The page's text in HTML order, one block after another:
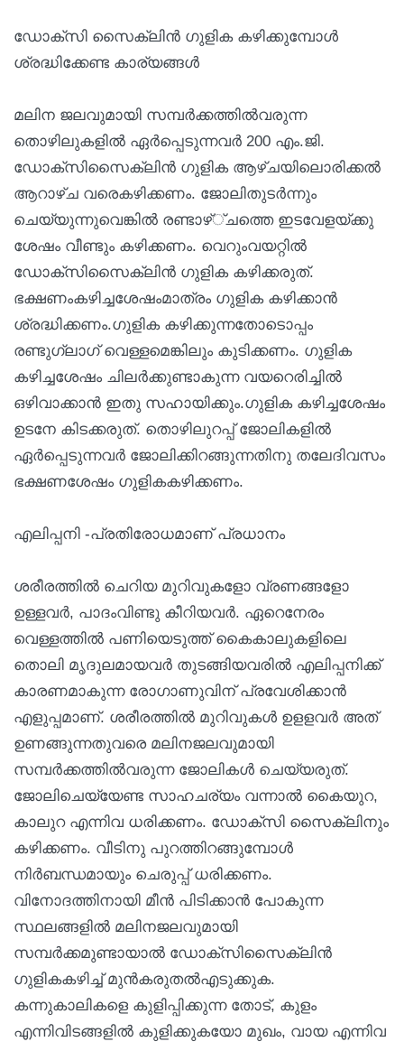
ഡോക്‌സി സൈക്ലിൻ ഗുളിക കഴിക്കുമ്പോൾ
ശ്രദ്ധിക്കേണ്ട കാര്യങ്ങൾ
മലിന ജലവുമായി സമ്പർക്കത്തിൽവരുന്ന
തൊഴിലുകളിൽ ഏർപ്പെടുന്നവർ 200 എം.ജി.
ഡോക്‌സിസൈക്ലിൻ ഗുളിക ആഴ്ചയിലൊരിക്കൽ
ആറാഴ്ച വരെകഴിക്കണം. ജോലിതുടർന്നും
ചെയ്യുന്നുവെങ്കിൽ രണ്ടാഴ്്ചത്തെ ഇടവേളയ്ക്കു
ശേഷം വീണ്ടും കഴിക്കണം. വെറുംവയറ്റിൽ
ഡോക്‌സിസൈക്ലിൻ ഗുളിക കഴിക്കരുത്.
ഭക്ഷണംകഴിച്ചശേഷംമാത്രം ഗുളിക കഴിക്കാൻ
ശ്രദ്ധിക്കണം.ഗുളിക കഴിക്കുന്നതോടൊപ്പം
രണ്ടുഗ്ലാഗ് വെള്ളമെങ്കിലും കുടിക്കണം. ഗുളിക
കഴിച്ചശേഷം ചിലർക്കുണ്ടാകുന്ന വയറെരിച്ചിൽ
ഒഴിവാക്കാൻ ഇതു സഹായിക്കും.ഗുളിക കഴിച്ചശേഷം
ഉടനേ കിടക്കരുത്. തൊഴിലുറപ്പ് ജോലികളിൽ
ഏർപ്പെടുന്നവർ ജോലിക്കിറങ്ങുന്നതിനു തലേദിവസം
ഭക്ഷണശേഷം ഗുളികകഴിക്കണം.
എലിപ്പനി -പ്രതിരോധമാണ് പ്രധാനം
ശരീരത്തിൽ ചെറിയ മുറിവുകളോ വ്രണങ്ങളോ
ഉള്ളവർ, പാദംവിണ്ടു കീറിയവർ. ഏറെനേരം
വെള്ളത്തിൽ പണിയെടുത്ത് കൈകാലുകളിലെ
തൊലി മൃദുലമായവർ തുടങ്ങിയവരിൽ എലിപ്പനിക്ക്
കാരണമാകുന്ന രോഗാണുവിന് പ്രവേശിക്കാൻ
എളുപ്പമാണ്. ശരീരത്തിൽ മുറിവുകൾ ഉളളവർ അത്
ഉണങ്ങുന്നതുവരെ മലിനജലവുമായി
സമ്പർക്കത്തിൽവരുന്ന ജോലികൾ ചെയ്യരുത്.
ജോലിചെയ്യേണ്ട സാഹചര്യം വന്നാൽ കൈയുറ,
കാലുറ എന്നിവ ധരിക്കണം. ഡോക്‌സി സൈക്ലിനും
കഴിക്കണം. വീടിനു പുറത്തിറങ്ങുമ്പോൾ
നിർബന്ധമായും ചെരുപ്പ് ധരിക്കണം.
വിനോദത്തിനായി മീൻ പിടിക്കാൻ പോകുന്ന
സ്ഥലങ്ങളിൽ മലിനജലവുമായി
സമ്പർക്കമുണ്ടായാൽ ഡോക്‌സിസൈക്ലിൻ
ഗുളികകഴിച്ച് മുൻകരുതൽഎടുക്കുക.
കന്നുകാലികളെ കുളിപ്പിക്കുന്ന തോട്, കുളം
എന്നിവിടങ്ങളിൽ കുളിക്കുകയോ മുഖം, വായ എന്നിവ